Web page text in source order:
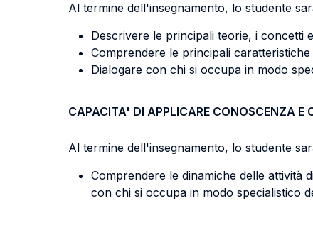
Al termine dell'insegnamento, lo studente
Descrivere le principali teorie, i concetti
Comprendere le principali
Dialogare con chi si occupa in modo
CAPACITA' DI APPLICARE CONOSCENZA E
Al termine dell'insegnamento, lo studente
Comprendere le dinamiche delle attività
con chi si occupa in modo specialistico